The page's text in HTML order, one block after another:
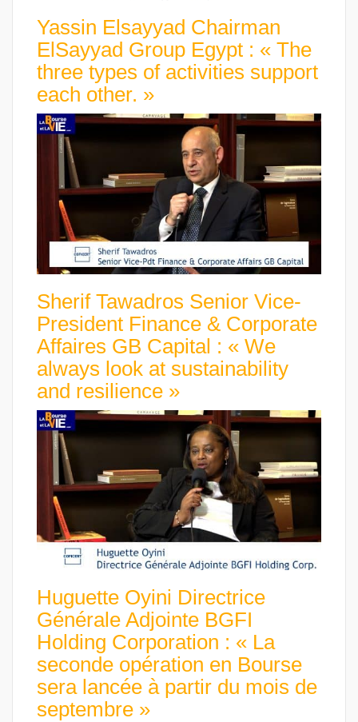
Yassin Elsayyad Chairman
ElSayyad Group Egypt : « The
three types of activities support
each other. »
Sherif Tawadros Senior Vice-
President Finance & Corporate
Affaires GB Capital : « We
always look at sustainability
and resilience »
Huguette Oyini Directrice
Générale Adjointe BGFI
Holding Corporation : « La
seconde opération en Bourse
sera lancée à partir du mois de
septembre »